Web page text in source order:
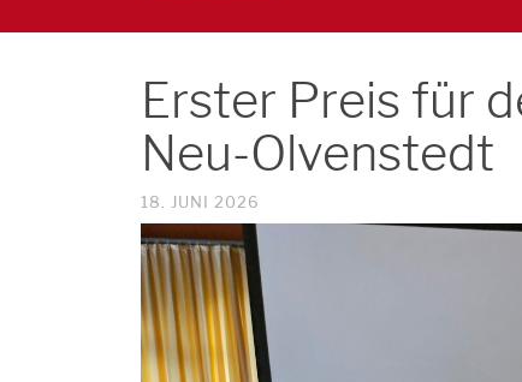
Erster Preis für
Neu-Olvenstedt
18. JUNI 2026